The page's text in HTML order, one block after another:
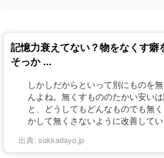
記憶力衰えてない？物をなくす
そっか ...
しかしだからといって別にものを
んよね。無くすもののたかい安い
と、どうしてもどんなものでも無
かして無くさないように改善して
出典: sokkadayo.jp